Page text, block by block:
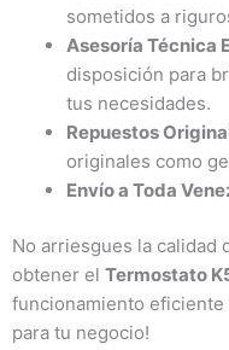
sometidos a
Asesoría Técnica
disposición para
tus necesidades.
Repuestos
originales como
Envío a Toda
No arriesgues la calidad
obtener el Termostato
funcionamiento eficiente
para tu negocio!